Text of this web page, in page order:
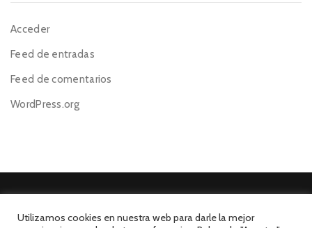
Acceder
Feed de entradas
Feed de comentarios
WordPress.org
Utilizamos cookies en nuestra web para darle la mejor